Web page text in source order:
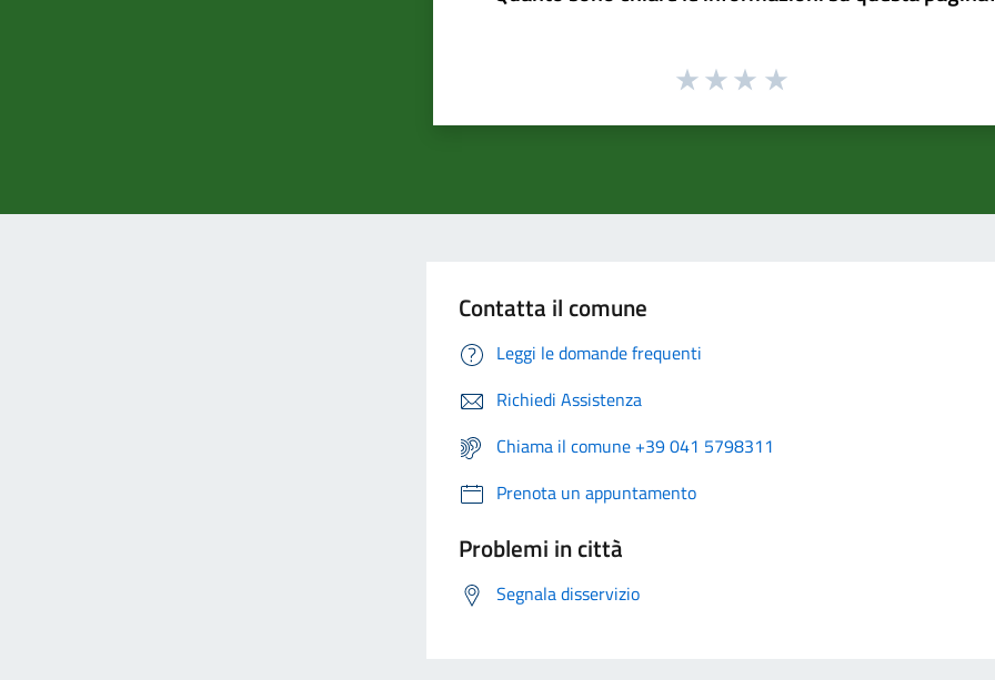
Contatta il comune
Leggi le domande frequenti
Richiedi Assistenza
Chiama il comune +39 041 5798311
Prenota un appuntamento
Problemi in città
Segnala disservizio